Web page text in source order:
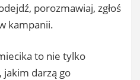
porozmawiaj, zgłoś
kampanii.
to nie tylko
darzą go